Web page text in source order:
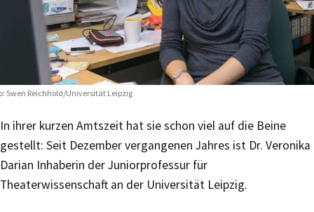
Swen Reichhold/Universität Leipzig
In ihrer kurzen Amtszeit hat sie schon viel auf die Beine
gestellt: Seit Dezember vergangenen Jahres ist Dr. Veronika
Darian Inhaberin der Juniorprofessur für
Theaterwissenschaft an der Universität Leipzig.